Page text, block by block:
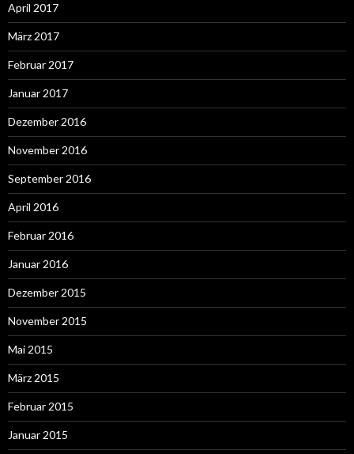
April 2017
März 2017
Februar 2017
Januar 2017
Dezember 2016
November 2016
September 2016
April 2016
Februar 2016
Januar 2016
Dezember 2015
November 2015
Mai 2015
März 2015
Februar 2015
Januar 2015